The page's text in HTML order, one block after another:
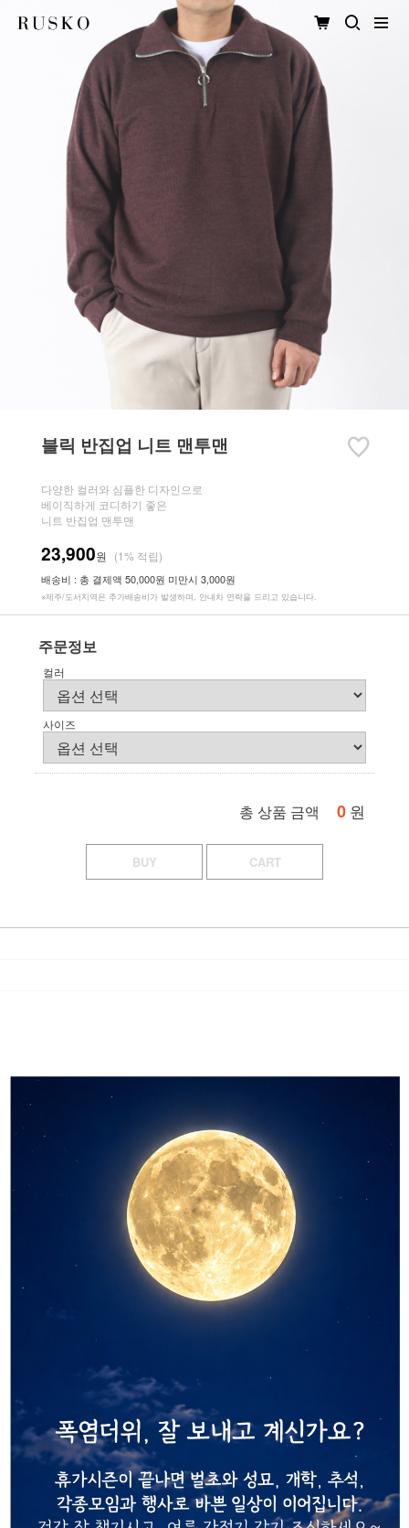
블릭 반집업 니트 맨투맨
다양한 컬러와 심플한 디자인으로
베이직하게 코디하기 좋은
니트 반집업 맨투맨
23,900원 (1% 적립)
배송비 : 총 결제액 50,000원 미만시 3,000원
※제주/도서지역은 추가배송비가 발생하며, 안내차 연락을 드리고 있습니다.
주문정보
컬러
사이즈
총 상품 금액 0 원
BUY CART